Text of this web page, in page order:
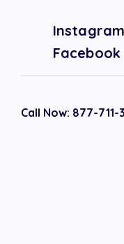
Instagram
Facebook
Call Now: 877-711-